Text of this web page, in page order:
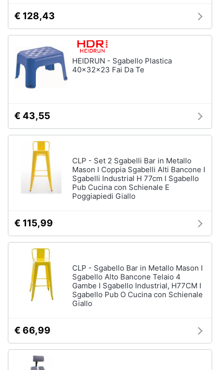
€ 128,43
HEIDRUN - Sgabello Plastica
40x32x23 Fai Da Te
€ 43,55
CLP - Set 2 Sgabelli Bar in Metallo
Mason I Coppia Sgabelli Alti Bancone I
Sgabelli Industrial H 77cm I Sgabello
Pub Cucina con Schienale E
Poggiapiedi Giallo
€ 115,99
CLP - Sgabello Bar in Metallo Mason I
Sgabello Alto Bancone Telaio 4
Gambe I Sgabello Industrial, H77CM I
Sgabello Pub O Cucina con Schienale
Giallo
€ 66,99